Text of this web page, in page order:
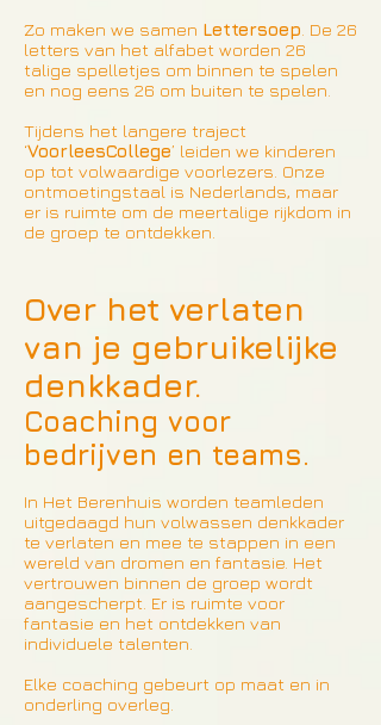
Zo maken we samen Lettersoep . De 26
letters van het alfabet worden 26
talige spelletjes om binnen te spelen
en nog eens 26 om buiten te spelen.
Tijdens het langere traject
‘VoorleesCollege’ leiden we kinderen
op tot volwaardige voorlezers. Onze
ontmoetingstaal is Nederlands, maar
er is ruimte om de meertalige rijkdom in
de groep te ontdekken.
Over het verlaten
van je gebruikelijke
denkkader.
Coaching voor
bedrijven en teams.
In Het Berenhuis worden teamleden
uitgedaagd hun volwassen denkkader
te verlaten en mee te stappen in een
wereld van dromen en fantasie. Het
vertrouwen binnen de groep wordt
aangescherpt. Er is ruimte voor
fantasie en het ontdekken van
individuele talenten.
Elke coaching gebeurt op maat en in
onderling overleg.